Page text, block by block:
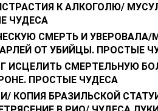
К АЛКОГОЛЮ/
ЧУДЕСА
СМЕРТЬ И УВЕРОВАЛА/
ОТ УБИЙЦЫ. ПРОСТЫЕ
ИСЦЕЛИТЬ СМЕРТЕЛЬНУЮ
ПРОСТЫЕ ЧУДЕСА
КОПИЯ БРАЗИЛЬСКОЙ